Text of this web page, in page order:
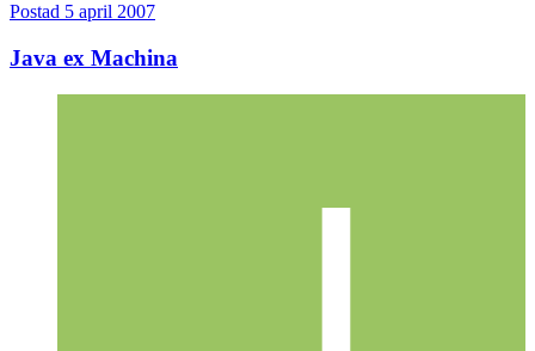
Postad 5 april 2007
Java ex Machina